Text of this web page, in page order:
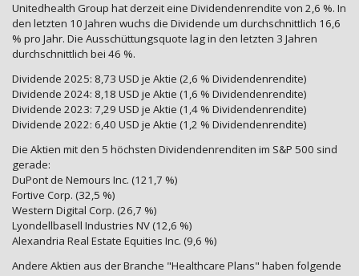
Unitedhealth Group hat derzeit eine Dividendenrendite von 2,6 %. In
den letzten 10 Jahren wuchs die Dividende um durchschnittlich 16,6
% pro Jahr. Die Ausschüttungsquote lag in den letzten 3 Jahren
durchschnittlich bei 46 %.
Dividende 2025: 8,73 USD je Aktie (2,6 % Dividendenrendite)
Dividende 2024: 8,18 USD je Aktie (1,6 % Dividendenrendite)
Dividende 2023: 7,29 USD je Aktie (1,4 % Dividendenrendite)
Dividende 2022: 6,40 USD je Aktie (1,2 % Dividendenrendite)
Die Aktien mit den 5 höchsten Dividendenrenditen im S&P 500 sind
gerade:
DuPont de Nemours Inc. (121,7 %)
Fortive Corp. (32,5 %)
Western Digital Corp. (26,7 %)
Lyondellbasell Industries NV (12,6 %)
Alexandria Real Estate Equities Inc. (9,6 %)
Andere Aktien aus der Branche "Healthcare Plans" haben folgende